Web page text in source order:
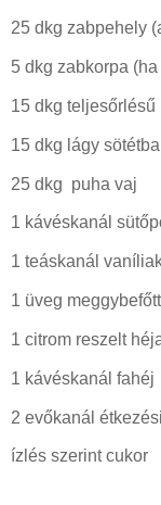
25 dkg zabpehely
5 dkg zabkorpa
15 dkg teljesőrlésű
15 dkg lágy
25 dkg puha vaj
1 kávéskanál
1 teáskanál
1 üveg
1 citrom reszelt
1 kávéskanál fahéj
2 evőkanál
ízlés szerint cukor